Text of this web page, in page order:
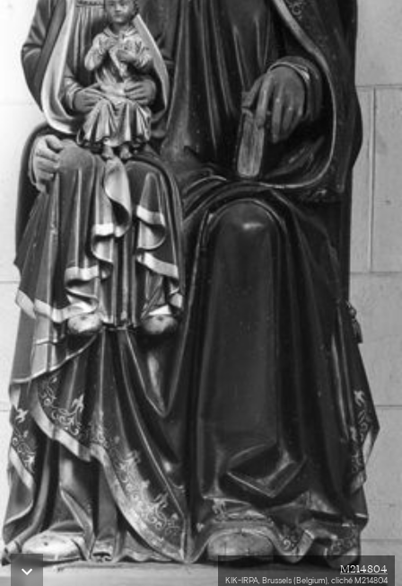
M214804
KIK-IRPA, Brussels (Belgium), cliché M214804